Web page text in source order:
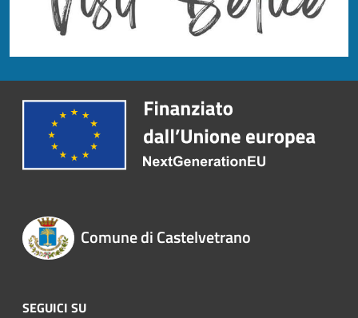
Comune di Castelvetrano
SEGUICI SU